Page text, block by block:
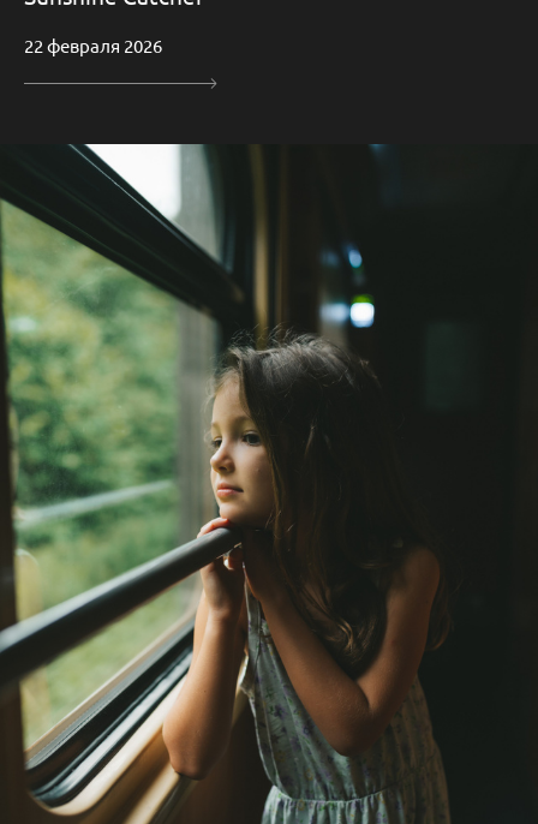
22 февраля 2026